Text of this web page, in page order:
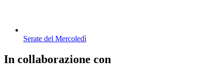
Serate del Mercoledì
In collaborazione con